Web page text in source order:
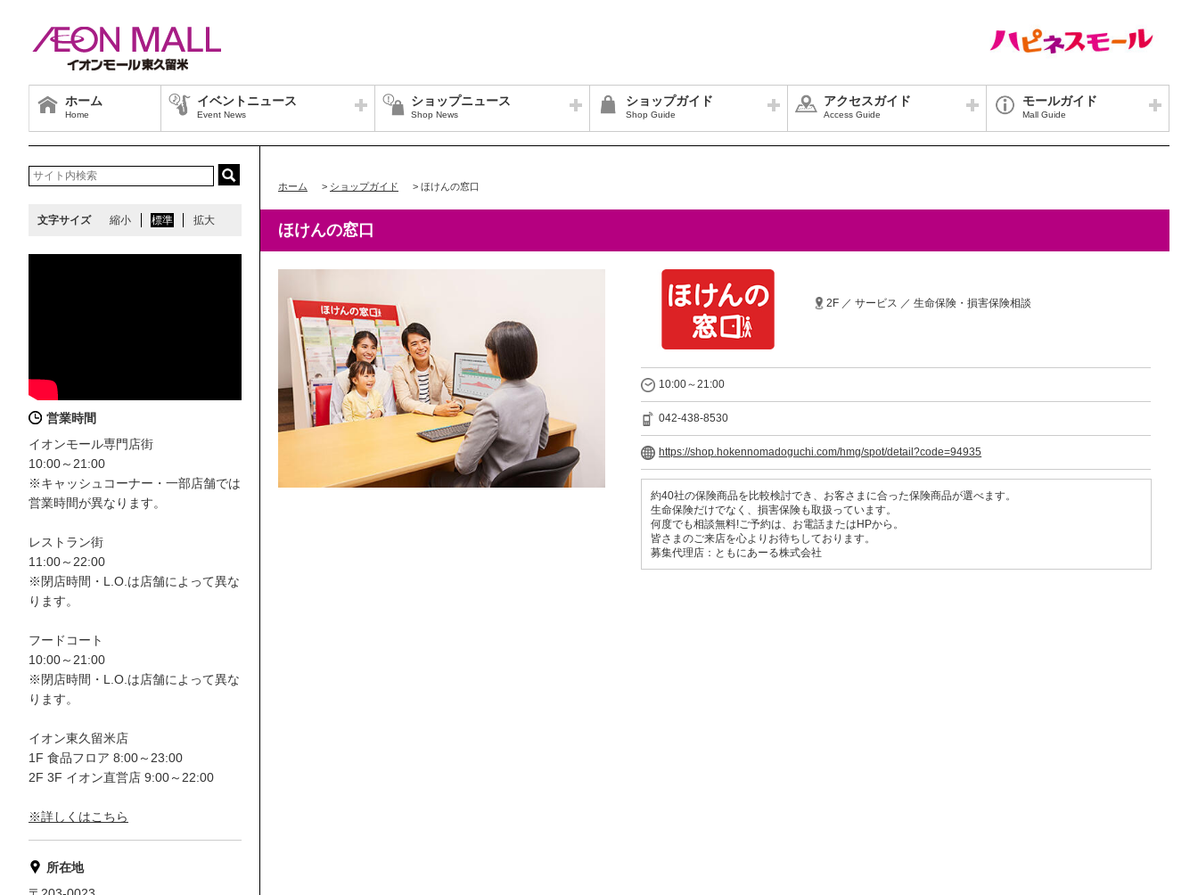
ホーム
Home
イベントニュース
Event News
ショップニュース
Shop News
ショップガイド
Shop Guide
アクセスガイド
Access Guide
モールガイド
Mall Guide
ホーム > ショップガイド > ほけんの窓口
ほけんの窓口
2F ／ サービス ／ 生命保険・損害保険相談
10:00～21:00
042-438-8530
https://shop.hokennomadoguchi.com/hmg/spot/detail?code=94935
約40社の保険商品を比較検討でき、お客さまに合った保険商品が選べます。
生命保険だけでなく、損害保険も取扱っています。
何度でも相談無料!ご予約は、お電話またはHPから。
皆さまのご来店を心よりお待ちしております。
募集代理店：ともにあーる株式会社
文字サイズ 縮小 標準 拡大
営業時間
イオンモール専門店街
10:00～21:00
※キャッシュコーナー・一部店舗では
営業時間が異なります。
レストラン街
11:00～22:00
※閉店時間・L.O.は店舗によって異な
ります。
フードコート
10:00～21:00
※閉店時間・L.O.は店舗によって異な
ります。
イオン東久留米店
1F 食品フロア 8:00～23:00
2F 3F イオン直営店 9:00～22:00
※詳しくはこちら
所在地